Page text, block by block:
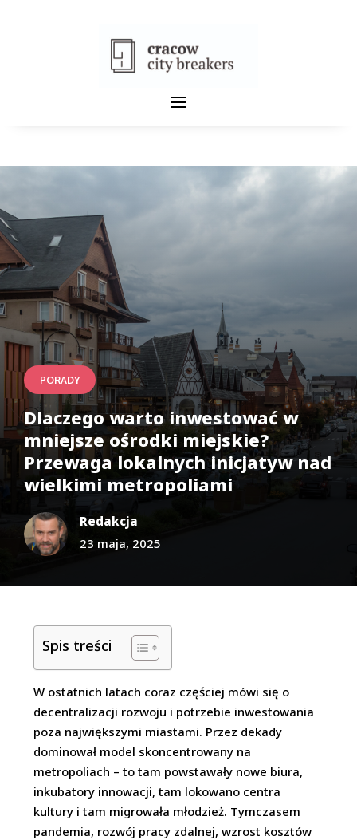
PORADY
Dlaczego warto inwestować w
mniejsze ośrodki miejskie?
Przewaga lokalnych inicjatyw nad
wielkimi metropoliami
Redakcja
23 maja, 2025
Spis treści
W ostatnich latach coraz częściej mówi się o
decentralizacji rozwoju i potrzebie inwestowania
poza największymi miastami. Przez dekady
dominował model skoncentrowany na
metropoliach – to tam powstawały nowe biura,
inkubatory innowacji, tam lokowano centra
kultury i tam migrowała młodzież. Tymczasem
pandemia, rozwój pracy zdalnej, wzrost kosztów